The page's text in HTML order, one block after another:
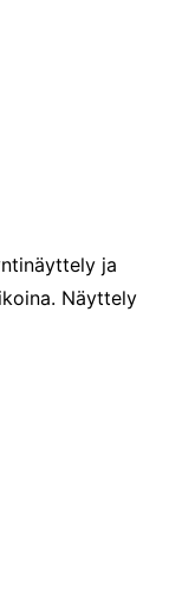
ja
Näyttely